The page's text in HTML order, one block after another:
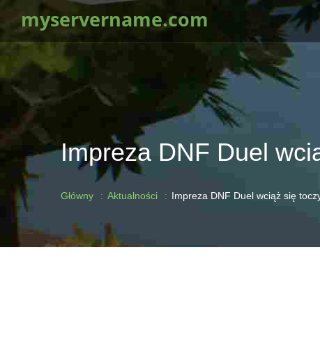
myservername.com
Impreza DNF Duel
Główny Aktualności Impreza DNF Duel wciąż się